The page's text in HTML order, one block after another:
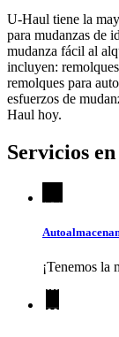
U-Haul tiene la
para mudanzas de
mudanza fácil al
incluyen:
remolques para
esfuerzos de
Haul hoy.
Servicios
¡Tenemos la